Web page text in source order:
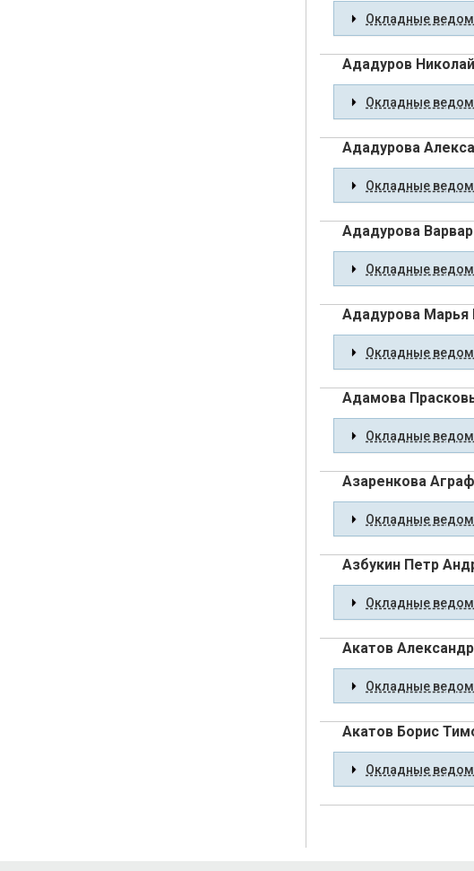
Окладные
Ададуров
Окладные
Ададурова
Окладные
Ададурова
Окладные
Ададурова Марья
Окладные
Адамова
Окладные
Азаренкова
Окладные
Азбукин Петр
Окладные
Акатов
Окладные
Акатов Борис
Окладные